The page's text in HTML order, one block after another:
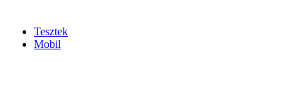
Tesztek
Mobil